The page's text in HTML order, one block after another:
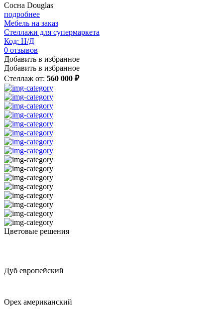
Сосна Douglas
подробнее
Мебель на заказ
Стеллажи для супермаркета
Код: Н/Д
0 отзывов
Добавить в избранное
Добавить в избранное
Стеллаж от: 560 000 ₽
Цветовые решения
Дуб европейский
Орех американский